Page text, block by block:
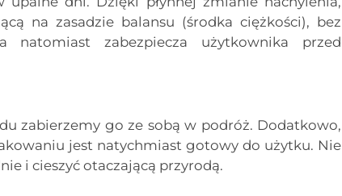
na zasadzie balansu (środka ciężkości), bez
natomiast zabezpiecza użytkownika przed
zabierzemy go ze sobą w podróż. Dodatkowo,
jest natychmiast gotowy do użytku. Nie
i cieszyć otaczającą przyrodą.